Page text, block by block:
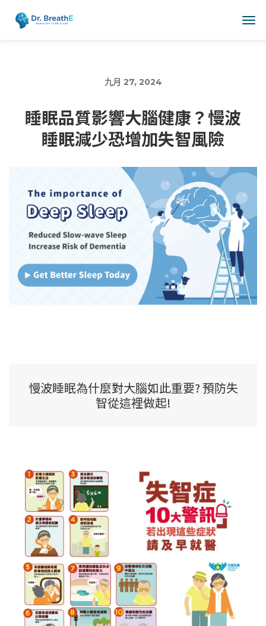
九月 27, 2024
睡眠品質影響大腦健康？慢波
睡眠減少恐增加失智風險
慢波睡眠為什麼對大腦如此重要? 預防失
智從這裡做起!